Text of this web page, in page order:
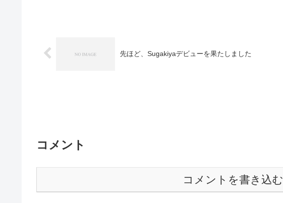
先ほど、Sugakiyaデビューを果たしました
コメント
コメントを書き込む